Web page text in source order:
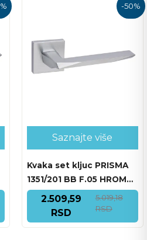
% -50%
Saznajte više
Kvaka set kljuc PRISMA
1351/201 BB F.05 HROM
MAT2.509,59
RSD
5.019,18
RSD